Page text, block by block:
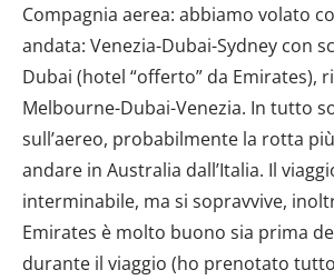
Compagnia aerea: abbiamo volato
andata: Venezia-Dubai-Sydney con
Dubai (hotel “offerto” da Emirates),
Melbourne-Dubai-Venezia. In tutto
sull’aereo, probabilmente la rotta
andare in Australia dall’Italia. Il
interminabile, ma si sopravvive,
Emirates è molto buono sia prima
durante il viaggio (ho prenotato